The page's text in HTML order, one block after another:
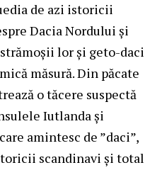
de azi istoricii
Dacia Nordului și
lor și geto-daci
măsură. Din păcate
o tăcere suspectă
Iutlanda și
amintesc de ”daci”,
scandinavi și total